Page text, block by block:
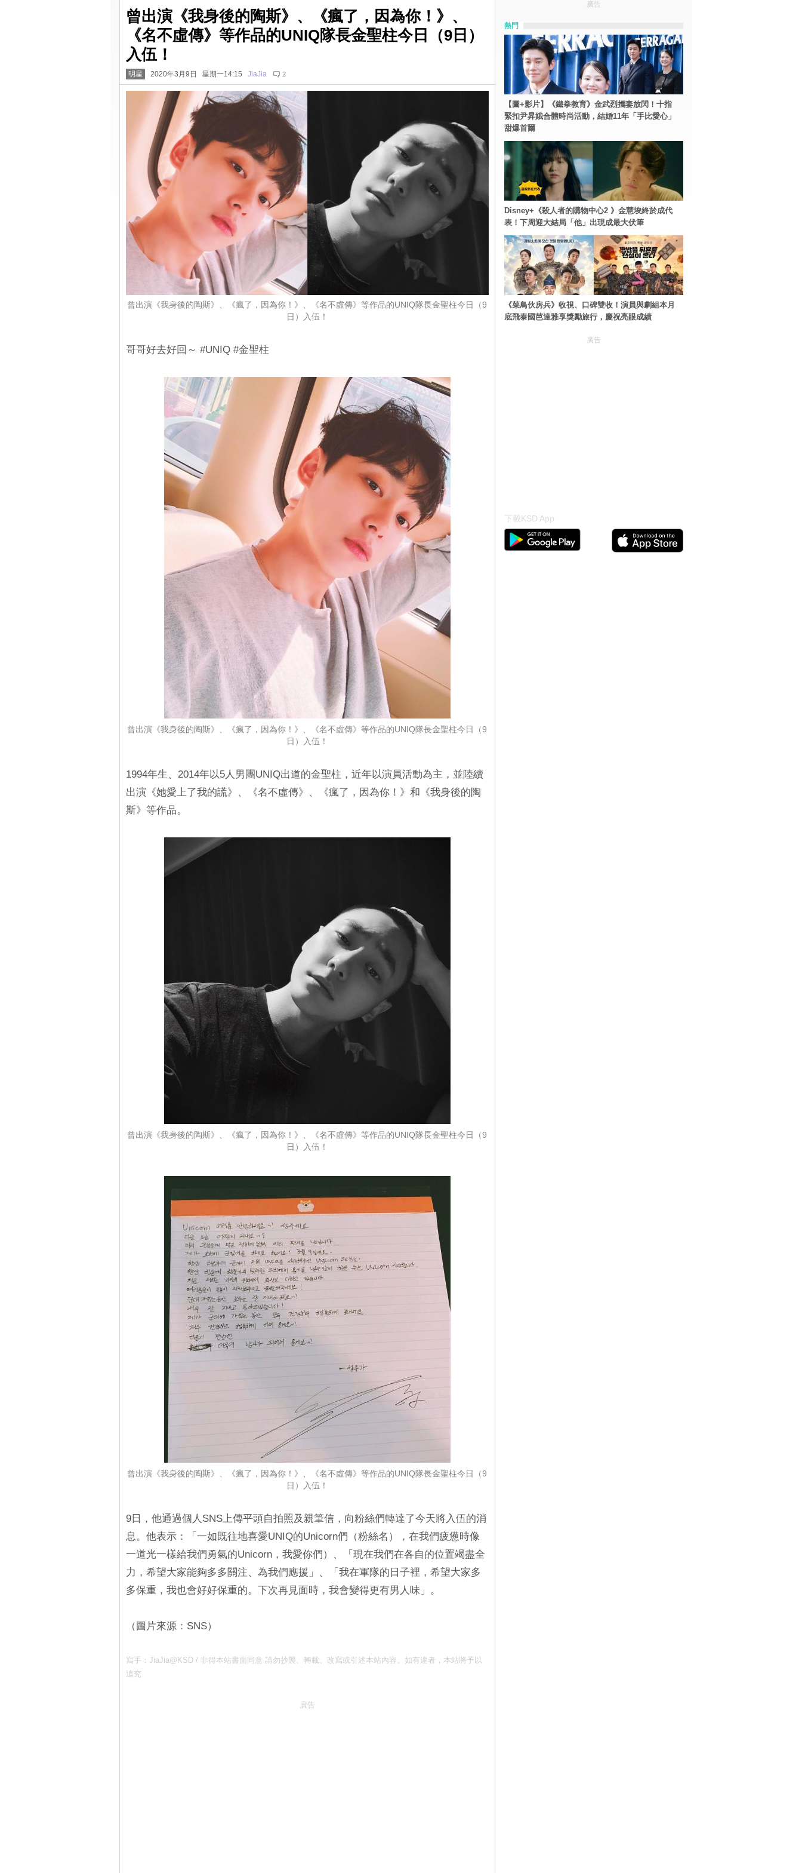
曾出演《我身後的陶斯》、《瘋了，因為你！》、
《名不虛傳》等作品的UNIQ隊長金聖柱今日（9日）
入伍！
明星 2020年3月9日 星期一14:15 JiaJia 2
曾出演《我身後的陶斯》、《瘋了，因為你！》、《名不虛傳》等作品的UNIQ隊長金聖柱今日（9
日）入伍！
哥哥好去好回～ #UNIQ #金聖柱
曾出演《我身後的陶斯》、《瘋了，因為你！》、《名不虛傳》等作品的UNIQ隊長金聖柱今日（9
日）入伍！
1994年生、2014年以5人男團UNIQ出道的金聖柱，近年以演員活動為主，並陸續
出演《她愛上了我的謊》、《名不虛傳》、《瘋了，因為你！》和《我身後的陶
斯》等作品。
曾出演《我身後的陶斯》、《瘋了，因為你！》、《名不虛傳》等作品的UNIQ隊長金聖柱今日（9
日）入伍！
曾出演《我身後的陶斯》、《瘋了，因為你！》、《名不虛傳》等作品的UNIQ隊長金聖柱今日（9
日）入伍！
9日，他通過個人SNS上傳平頭自拍照及親筆信，向粉絲們轉達了今天將入伍的消
息。他表示：「一如既往地喜愛UNIQ的Unicorn們（粉絲名），在我們疲憊時像
一道光一樣給我們勇氣的Unicorn，我愛你們）、「現在我們在各自的位置竭盡全
力，希望大家能夠多多關注、為我們應援」、「我在軍隊的日子裡，希望大家多
多保重，我也會好好保重的。下次再見面時，我會變得更有男人味」。
（圖片來源：SNS）
寫手：JiaJia@KSD / 非得本站書面同意 請勿抄襲、轉載、改寫或引述本站內容。如有違者，本站將予以
追究
廣告
廣告
熱門
【圖+影片】《鐵拳教育》金武烈攜妻放閃！十指
緊扣尹昇娥合體時尚活動，結婚11年「手比愛心」
甜爆首爾
Disney+《殺人者的購物中心2 》金慧埈終於成代
表！下周迎大結局「他」出現成最大伏筆
《菜鳥伙房兵》收視、口碑雙收！演員與劇組本月
底飛泰國芭達雅享獎勵旅行，慶祝亮眼成績
廣告
下載KSD App